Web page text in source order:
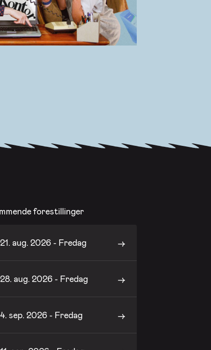
forestillinger
21. aug. 2026 - Fredag
28. aug. 2026 - Fredag
4. sep. 2026 - Fredag